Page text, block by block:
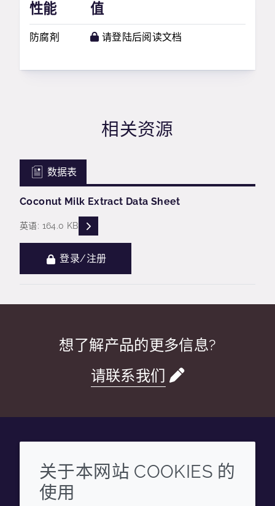
性能 值
防腐剤 请登陆后阅读文档
相关资源
数据表
Coconut Milk Extract Data Sheet
英语: 164.0 KB READ DESCRIPTIONS
登录/注册
想了解产品的更多信息?
请联系我们
WechatYouku Zhihu Tiktok
企业
关于本网站 COOKIES 的
使用